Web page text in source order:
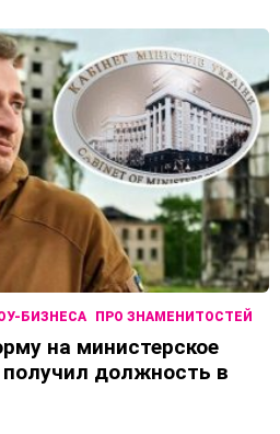
БИЗНЕСА ПРО ЗНАМЕНИТОСТЕЙ
на министерское
должность в